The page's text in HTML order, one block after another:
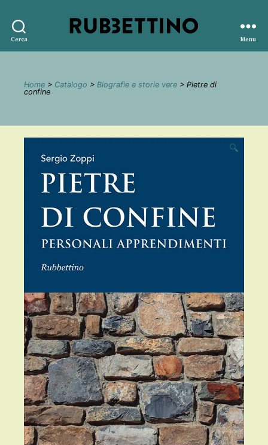
Cerca
editore
Menu
Home > Catalogo > Biografie e storie vere > Pietre di
confine
🔍